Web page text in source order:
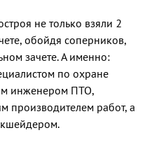
не только взяли 2
обойдя соперников,
зачете. А именно:
по охране
инженером ПТО,
производителем работ, а